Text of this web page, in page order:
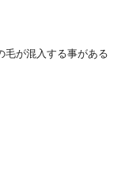
毛が混入する事がある